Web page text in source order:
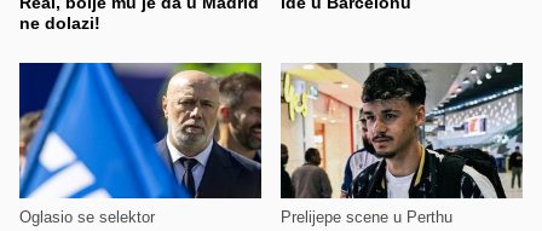
ne dolazi!
Oglasio se selektor Prelijepe scene u Perthu